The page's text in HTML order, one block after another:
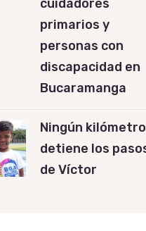
cuidadores
primarios y
personas con
discapacidad en
Bucaramanga
Ningún kilómetro
detiene los
de Víctor